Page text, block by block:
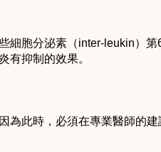
細胞分泌素（inter-leukin）
有抑制的效果。
為此時，必須在專業醫師的